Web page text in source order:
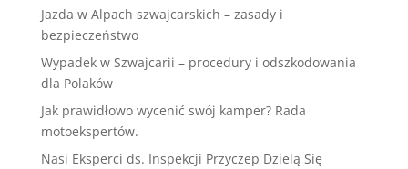
Jazda w Alpach szwajcarskich – zasady i
bezpieczeństwo
Wypadek w Szwajcarii – procedury i odszkodowania
dla Polaków
Jak prawidłowo wycenić swój kamper? Rada
motoekspertów.
Nasi Eksperci ds. Inspekcji Przyczep Dzielą Się